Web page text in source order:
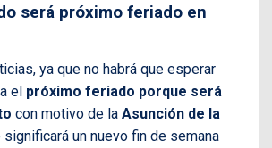
será próximo feriado en
ya que no habrá que esperar
el próximo feriado porque será
con motivo de la Asunción de la
significará un nuevo fin de semana